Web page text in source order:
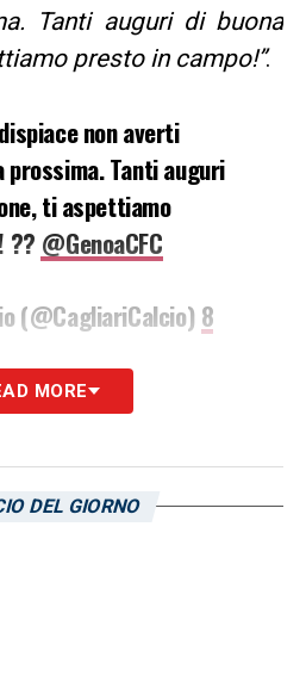
Tanti auguri di buona
presto in campo!”.
non averti
prossima. Tanti auguri
ti aspettiamo
?? @GenoaCFC
(@CagliariCalcio) 8
MORE
DEL GIORNO